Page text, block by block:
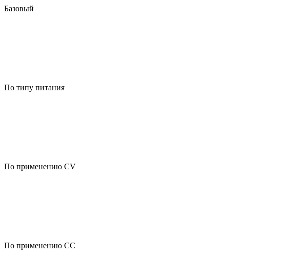
Базовый
По типу питания
По применению CV
По применению CC